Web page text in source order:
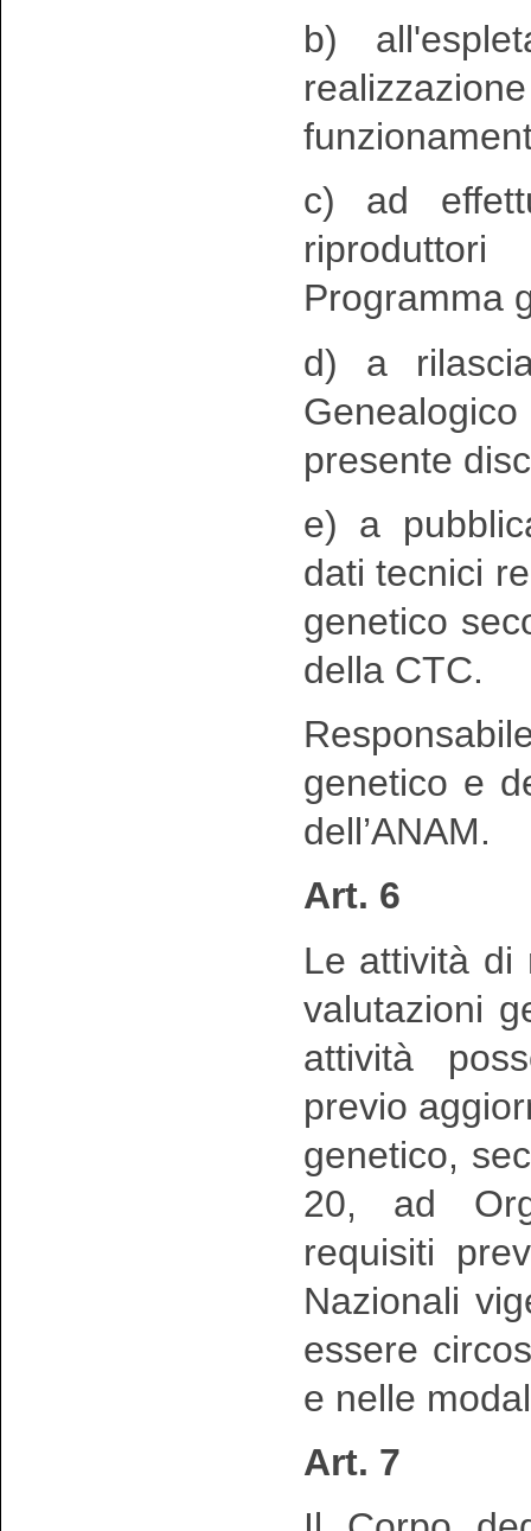
b)
c) ad
Programma
d) a
presente
e) a
dati tecnici
genetico
della CTC.
genetico e
dell’ANAM.
Art. 6
Le attività di
valutazioni
attività
previo
genetico,
20, ad
requisiti
Nazionali
essere
e nelle
Art. 7